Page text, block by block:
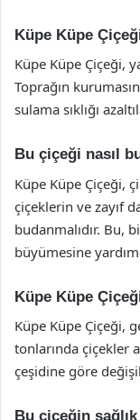
Küpe Küpe
Küpe Küpe Çiçeği,
Toprağın
sulama sıklığı
Bu çiçeği nasıl
Küpe Küpe Çiçeği,
çiçeklerin ve zayıf
budanmalıdır. Bu,
büyümesine
Küpe Küpe
Küpe Küpe Çiçeği,
tonlarında çiçekler
çeşidine göre
Bu çiçeğin